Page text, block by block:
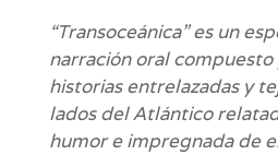
“Transoceánica” es un
narración oral
historias entrelazadas y
lados del Atlántico
humor e impregnada de